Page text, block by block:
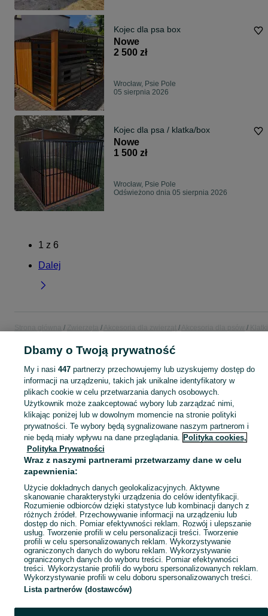
Kojec dla psa box
Nowe
2 500 zł
Wrocław, Psie Pole
05 sierpnia 2026
Kojec dla psa / klatka/box
Nowe
1 500 zł
Wrocław, Psie Pole
Odświeżono dnia 05 sierpnia 2026
1 z 6
Dalej
Strona główna Zwierzęta Akcesoria dla zwierząt Akcesoria dla psów
Pole
KATEGORIA
Zobacz
Mapa kategorii
Mapa miejscowości
Mapa ministron
Popularne wyszukiwania
Dbamy o Twoją prywatność
My i nasi 447partnerzy przechowujemy lub uzyskujemy dostęp do
informacji na urządzeniu, takich jak unikalne identyfikatory w
plikach cookie w celu przetwarzania danych osobowych.
Użytkownik może zaakceptować wybory lub zarządzać nimi,
klikając poniżej lub w dowolnym momencie na stronie polityki
prywatności. Te wybory będą sygnalizowane naszym partnerom i
nie będą miały wpływu na dane przeglądania. Polityka cookies,
Polityka Prywatności
Wraz z naszymi partnerami przetwarzamy dane w celu
zapewnienia:
Użycie dokładnych danych geolokalizacyjnych. Aktywne
skanowanie charakterystyki urządzenia do celów identyfikacji.
Rozumienie odbiorców dzięki statystyce lub kombinacji danych z
różnych źródeł. Przechowywanie informacji na urządzeniu lub
dostęp do nich. Pomiar efektywności reklam. Rozwój i ulepszanie
usług. Tworzenie profili w celu personalizacji treści. Tworzenie
profili w celu spersonalizowanych reklam. Wykorzystywanie
ograniczonych danych do wyboru reklam. Wykorzystywanie
ograniczonych danych do wyboru treści. Pomiar efektywności
treści. Wykorzystanie profili do wyboru spersonalizowanych reklam.
Wykorzystywanie profili w celu doboru spersonalizowanych treści.
Lista partnerów (dostawców)